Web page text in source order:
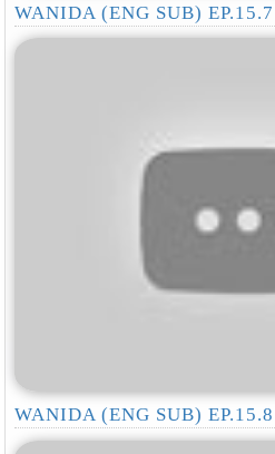
WANIDA (ENG SUB) EP.15.7
WANIDA (ENG SUB) EP.15.8